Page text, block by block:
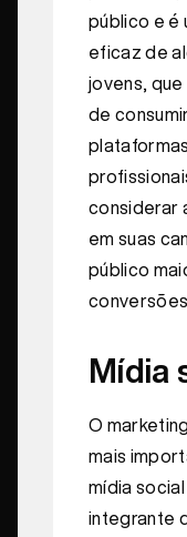
público e é
eficaz de
jovens,
de
considerar
em suas
público
conversões.
Mídia
O
mais
mídia
integrante